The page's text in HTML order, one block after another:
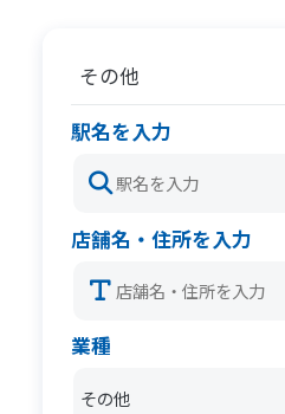
その他
駅名を入力
店舗名・住所を入力
業種
その他